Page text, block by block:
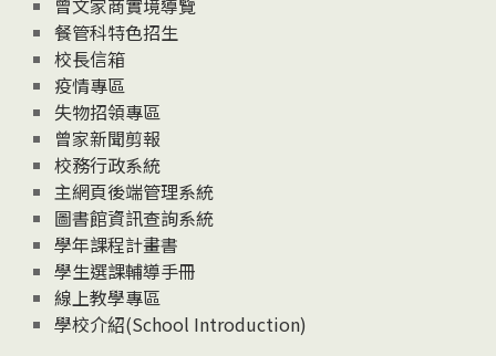
News餐管科特色招生
校長信箱
疫情專區
失物招領專區
曾家新聞剪報
校務行政系統
主網頁後端管理系統
圖書館資訊查詢系統
學年課程計畫書
學生選課輔導手冊
線上教學專區
學校介紹(School Introduction)